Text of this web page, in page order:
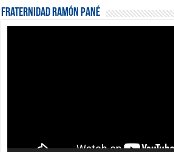
Fraternidad Ramón Pané